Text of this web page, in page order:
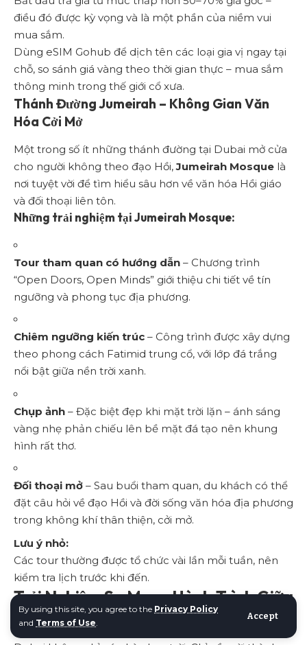
By using this site, you agree to the Privacy Policy
and Terms of Use.
Accept
điều đó được kỳ vọng và là một phần của niềm vui
mua sắm.
Dùng eSIM Gohub để dịch tên các loại gia vị ngay tại
chỗ, so sánh giá vàng theo thời gian thực – mua sắm
thông minh trong thế giới cổ xưa.
Thánh Đường Jumeirah – Không Gian Văn
Hóa Cởi Mở
Một trong số ít những thánh đường tại Dubai mở cửa
cho người không theo đạo Hồi,Jumeirah Mosque là
nơi tuyệt vời để tìm hiểu sâu hơn về văn hóa Hồi giáo
và đối thoại liên tôn.
Những trải nghiệm tại Jumeirah Mosque:
Tour tham quan có hướng dẫn – Chương trình
“Open Doors, Open Minds” giới thiệu chi tiết về tín
ngưỡng và phong tục địa phương.
Chiêm ngưỡng kiến trúc – Công trình được xây dựng
theo phong cách Fatimid trung cổ, với lớp đá trắng
nổi bật giữa nền trời xanh.
Chụp ảnh – Đặc biệt đẹp khi mặt trời lặn – ánh sáng
vàng nhẹ phản chiếu lên bề mặt đá tạo nên khung
hình rất thơ.
Đối thoại mở – Sau buổi tham quan, du khách có thể
đặt câu hỏi về đạo Hồi và đời sống văn hóa địa phương
trong không khí thân thiện, cởi mở.
Lưu ý nhỏ:
Các tour thường được tổ chức vài lần mỗi tuần, nên
kiểm tra lịch trước khi đến.
Trải Nghiệm Sa Mạc – Hành Trình Giữa
Miền Cát Vàng Ả Rập